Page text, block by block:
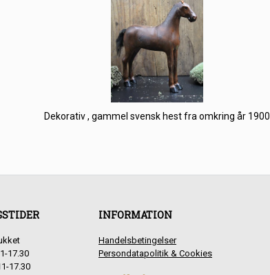
Dekorativ , gammel svensk hest fra omkring år 1900
17.30
17.30
INFORMATION
Handelsbetingelser
Persondatapolitik & Cookies